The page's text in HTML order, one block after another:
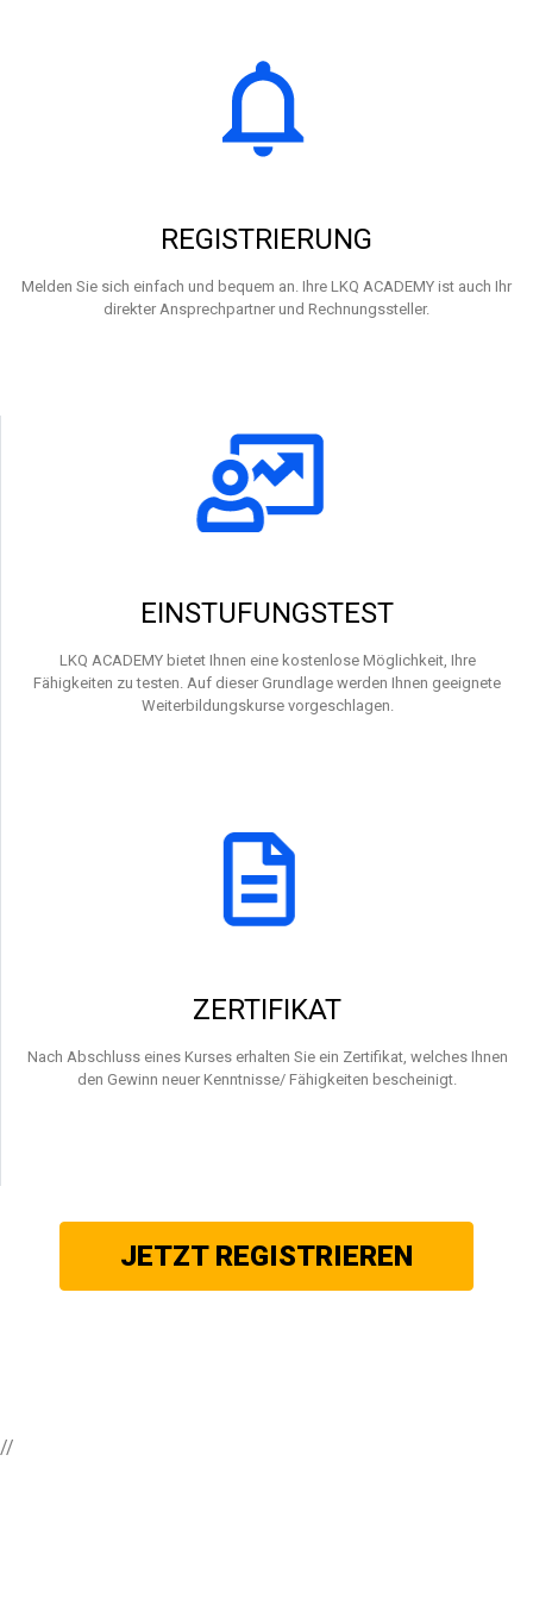
REGISTRIERUNG
Melden Sie sich einfach und bequem an. Ihre LKQ ACADEMY ist auch Ihr
direkter Ansprechpartner und Rechnungssteller.
EINSTUFUNGSTEST
LKQ ACADEMY bietet Ihnen eine kostenlose Möglichkeit, Ihre
Fähigkeiten zu testen. Auf dieser Grundlage werden Ihnen geeignete
Weiterbildungskurse vorgeschlagen.
ZERTIFIKAT
Nach Abschluss eines Kurses erhalten Sie ein Zertifikat, welches Ihnen
den Gewinn neuer Kenntnisse/ Fähigkeiten bescheinigt.
JETZT REGISTRIEREN
//